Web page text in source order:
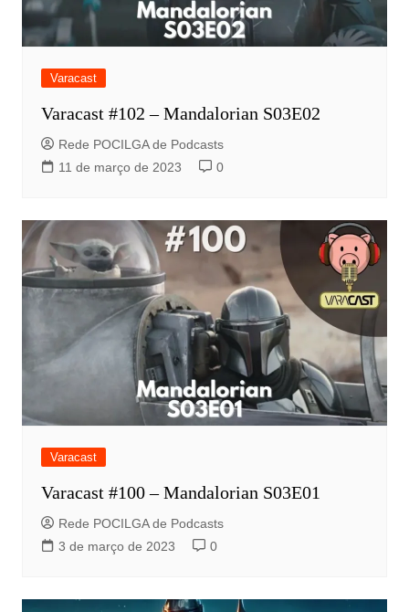
Varacast
Varacast #102 – Mandalorian S03E02
Rede POCILGA de Podcasts
11 de março de 2023
0
Varacast
Varacast #100 – Mandalorian S03E01
Rede POCILGA de Podcasts
3 de março de 2023
0